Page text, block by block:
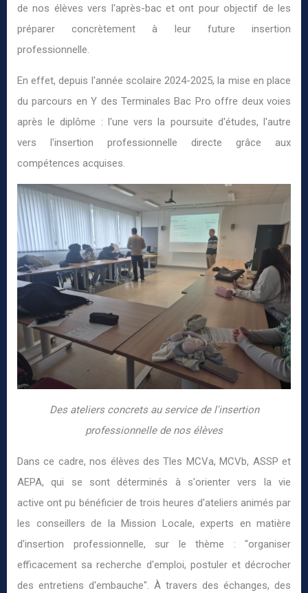
de nos élèves vers l'après-bac et ont pour objectif de les
préparer concrètement à leur future insertion
professionnelle.
En effet, depuis l'année scolaire 2024-2025, la mise en place
du parcours en Y des Terminales Bac Pro offre deux voies
après le diplôme : l'une vers la poursuite d'études, l'autre
vers l'insertion professionnelle directe grâce aux
compétences acquises.
Des ateliers concrets au service de l'insertion
professionnelle de nos élèves
Dans ce cadre, nos élèves des Tles MCVa, MCVb, ASSP et
AEPA, qui se sont déterminés à s'orienter vers la vie
active ont pu bénéficier de trois heures d'ateliers animés par
les conseillers de la Mission Locale, experts en matière
d'insertion professionnelle, sur le thème : "organiser
efficacement sa recherche d'emploi, postuler et décrocher
des entretiens d'embauche". À travers des échanges, des